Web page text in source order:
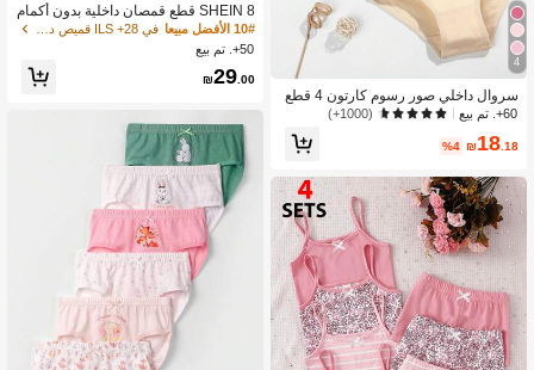
4
سروال داخلي صور رسوم كارتون 4 قطع
بنت طفل
60+. تم بيع (1000+)
₪18.18
%4
SHEIN 8 قطع قمصان داخلية بدون أكمام
برقبة دائرية للبنات، نسيج ناعم بطبعة فاك
هة وقلب وردي فاتح، ملابس داخلية صيفية
للبنات الصغيرات
10# الأفضل مبيعا
في 28+ ILS قميص داخلي للفتيات الصغيرات
50+. تم بيع
₪29.00